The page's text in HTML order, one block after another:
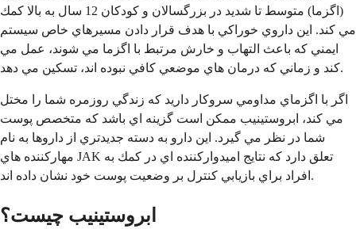
(اگزما) متوسط تا شديد در بزرگسالان و كودكان 12 سال به بالا كمك
مي كند. اين داروي خوراكي با هدف قرار دادن مسيرهاي خاص سيستم
ايمني كه باعث التهاب و خارش مرتبط با اگزما مي شوند، عمل مي
كند و زماني كه درمان هاي موضعي كافي نبوده اند، تسكين مي دهد.
اگر با اگزماي مداومي سروكار داريد كه زندگي روزمره شما را مختل
مي كند، ابروستينيب ممكن است گزينه اي باشد كه متخصص پوست
شما در نظر مي گيرد. اين دارو به دسته جديدتري از داروها به نام
مهاركننده هاي JAK تعلق دارد كه نتايج اميدواركننده اي در كمك به
افراد براي بازيابي كنترل بر وضعيت پوست خود نشان داده اند.
ابروستينيب چيست؟